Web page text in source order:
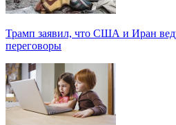
Трамп заявил, что США и Иран
переговоры